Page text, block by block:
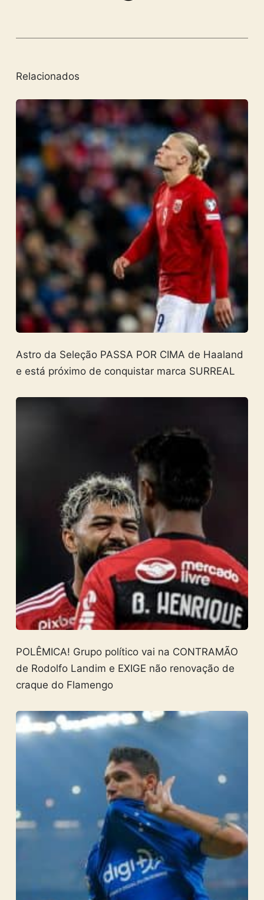
Relacionados
Astro da Seleção PASSA POR CIMA de Haaland
e está próximo de conquistar marca SURREAL
POLÊMICA! Grupo político vai na CONTRAMÃO
de Rodolfo Landim e EXIGE não renovação de
craque do Flamengo